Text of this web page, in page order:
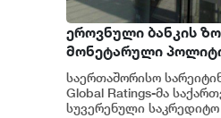
ეროვნული ბანკის
მონეტარული
ინფლაციური
სათანადო დონეზე
უწყობს ხელს - S&P
საერთაშორისო
Global Ratings-მა
სუვერენული საკრედიტო